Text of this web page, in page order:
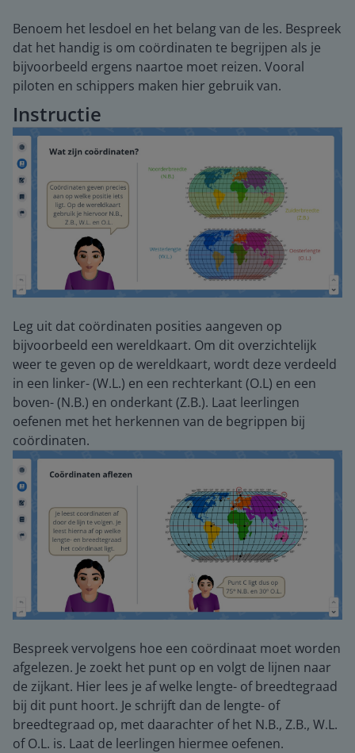
Benoem het lesdoel en het belang van de les. Bespreek
dat het handig is om coördinaten te begrijpen als je
bijvoorbeeld ergens naartoe moet reizen. Vooral
piloten en schippers maken hier gebruik van.
Instructie
Leg uit dat coördinaten posities aangeven op
bijvoorbeeld een wereldkaart. Om dit overzichtelijk
weer te geven op de wereldkaart, wordt deze verdeeld
in een linker- (W.L.) en een rechterkant (O.L) en een
boven- (N.B.) en onderkant (Z.B.). Laat leerlingen
oefenen met het herkennen van de begrippen bij
coördinaten.
Bespreek vervolgens hoe een coördinaat moet worden
afgelezen. Je zoekt het punt op en volgt de lijnen naar
de zijkant. Hier lees je af welke lengte- of breedtegraad
bij dit punt hoort. Je schrijft dan de lengte- of
breedtegraad op, met daarachter of het N.B., Z.B., W.L.
of O.L. is. Laat de leerlingen hiermee oefenen.